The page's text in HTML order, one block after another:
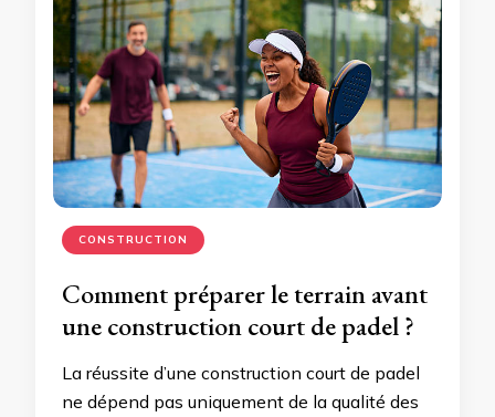
CONSTRUCTION
Comment préparer le terrain avant
une construction court de padel ?
La réussite d’une construction court de padel
ne dépend pas uniquement de la qualité des